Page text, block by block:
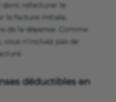
donc refacturer le
la facture initiale,
de la dépense. Comme
n’incluez pas de
déductibles en